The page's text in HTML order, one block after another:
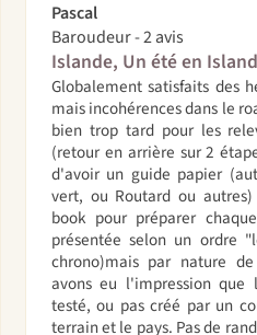
Pascal
Baroudeur - 2 avis
Islande, Un été en
Globalement satisfaits des
mais incohérences dans le
bien trop tard pour les
(retour en arrière sur 2
d'avoir un guide papier
vert, ou Routard ou
book pour préparer
présentée selon un ordre
chrono)mais par nature
avons eu l'impression
testé, ou pas créé par un
terrain et le pays. Pas de